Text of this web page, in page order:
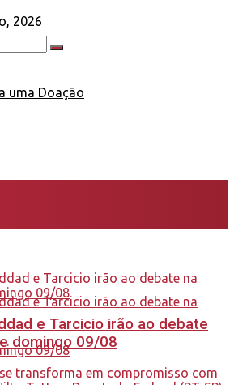
2026
uma Doação
e Tarcicio irão ao debate
domingo 09/08